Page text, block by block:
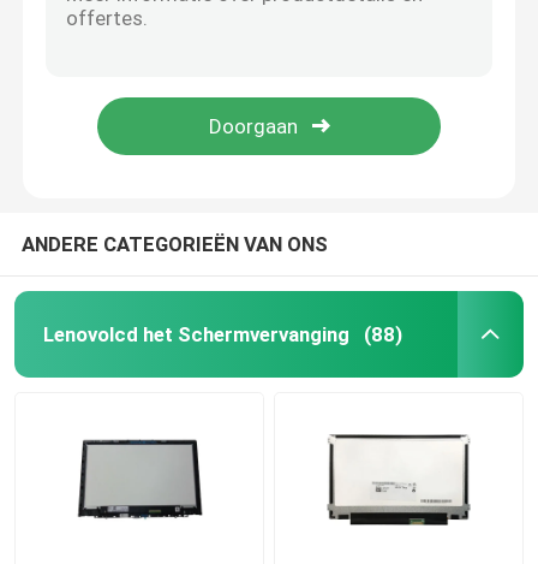
Het Schermvervanging van Acer LCD
Microsoft Surfacelcd Vervanging
Samsung-Laptop LCD het Schermvervanging
Laptop het LEIDENE Scherm
ANDERE CATEGORIEËN VAN ONS
Lenovolcd het Schermvervanging (88)